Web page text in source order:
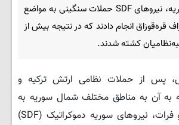
آن به کردستان سوریه، نیروهای SDF حملات سنگینی به مواضع
قره‌قوزاق انجام دادند که در نتیجه بیش از
پس از حملات نظامی ارتش ترکیه و
به آن به مناطق مختلف شمال سوریه به
ویژه کانتون کنبج و فرات، نیروهای سوریه دموکراتیک (SDF)